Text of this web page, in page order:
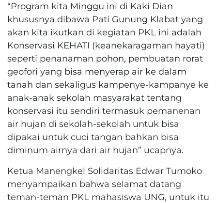
“Program kita Minggu ini di Kaki Dian
khususnya dibawa Pati Gunung Klabat yang
akan kita ikutkan di kegiatan PKL ini adalah
Konservasi KEHATI (keanekaragaman hayati)
seperti penanaman pohon, pembuatan rorat
geofori yang bisa menyerap air ke dalam
tanah dan sekaligus kampenye-kampanye ke
anak-anak sekolah masyarakat tentang
konservasi itu sendiri termasuk pemanenan
air hujan di sekolah-sekolah untuk bisa
dipakai untuk cuci tangan bahkan bisa
diminum airnya dari air hujan” ucapnya.
Ketua Manengkel Solidaritas Edwar Tumoko
menyampaikan bahwa selamat datang
teman-teman PKL mahasiswa UNG, untuk itu